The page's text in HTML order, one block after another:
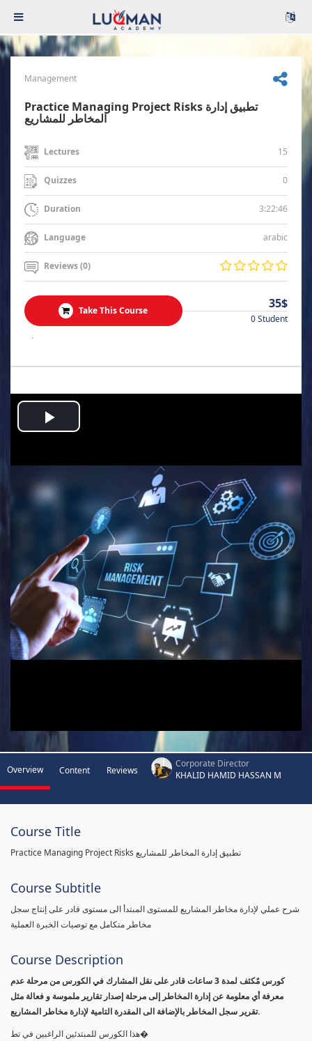
Management
Practice Managing Project Risks تطبيق إدارة
المخاطر للمشاريع
Lectures 15
Quizzes 0
Duration 3:22:46
Language arabic
Reviews (0)
Take This Course 35$
0 Student
.
Play
Video
Overview Content Reviews
Corporate Director
KHALID HAMID HASSAN M
Course Title
Practice Managing Project Risks تطبيق إدارة المخاطر للمشاريع
Course Subtitle
شرح عملي لإدارة مخاطر المشاريع للمستوى المبتدأ الى مستوى قادر على إنتاج سجل
مخاطر متكامل مع توصيات الخبرة العملية
Course Description
كورس مٌكثف لمدة 3 ساعات قادر على نقل المشارك في الكورس من مرحلة عدم
معرفة أي معلومة عن إدارة المخاطر إلى مرحلة إصدار تقارير ملموسة و فعالة مثل
تقرير سجل المخاطر بالإضافة الى المقدرة التامية لإدارة مخاطر المشاريع.
هذا الكورس للمبتدئين الراغبين في تط�